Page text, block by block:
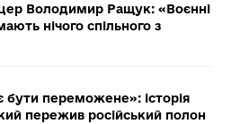
Володимир Ращук: «Воєнні
нічого спільного з
бути переможене»: історія
пережив російський полон